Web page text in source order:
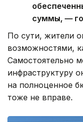
суммы, —
По сути, жители
возможностями,
Самостоятельно
инфраструктуру
на полноценное
тоже не вправе.